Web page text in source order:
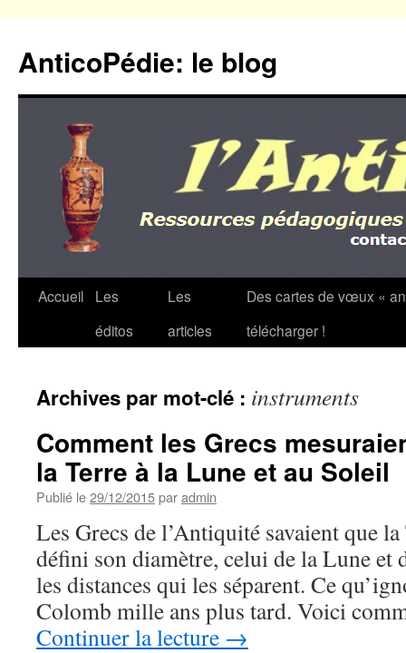
contenu
AnticoPédie: le blog
Accueil
Les
éditos
Les
articles
Des cartes de vœux «
télécharger !
Archives par mot-clé : instruments
Comment les Grecs
la Terre à la Lune et au Soleil
Publié le29/12/2015paradmin
Les Grecs de l’Antiquité savaient que
défini son diamètre, celui de la Lune et
les distances qui les séparent. Ce
Colomb mille ans plus tard. Voici
Continuer la lecture →